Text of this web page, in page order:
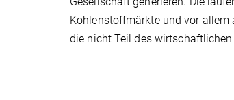
Kohlenstoffmärkte und vor allem
die nicht Teil des